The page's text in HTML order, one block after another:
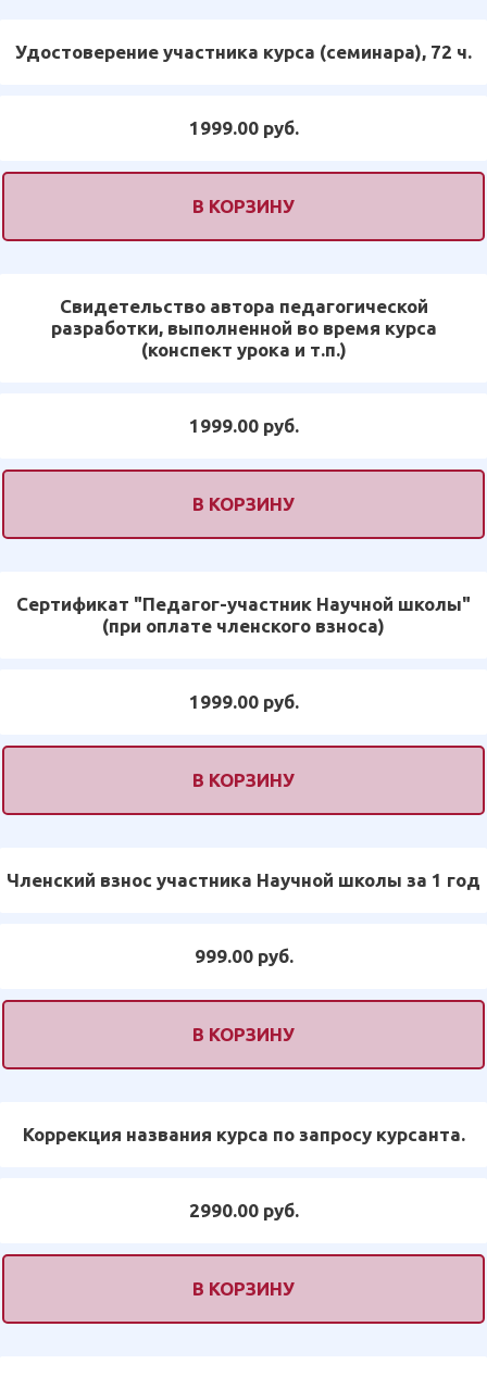
Удостоверение участника курса (семинара), 72 ч.
1999.00 руб.
В КОРЗИНУ
Свидетельство автора педагогической
разработки, выполненной во время курса
(конспект урока и т.п.)
1999.00 руб.
В КОРЗИНУ
Сертификат "Педагог-участник Научной школы"
(при оплате членского взноса)
1999.00 руб.
В КОРЗИНУ
Членский взнос участника Научной школы за 1 год
999.00 руб.
В КОРЗИНУ
Коррекция названия курса по запросу курсанта.
2990.00 руб.
В КОРЗИНУ